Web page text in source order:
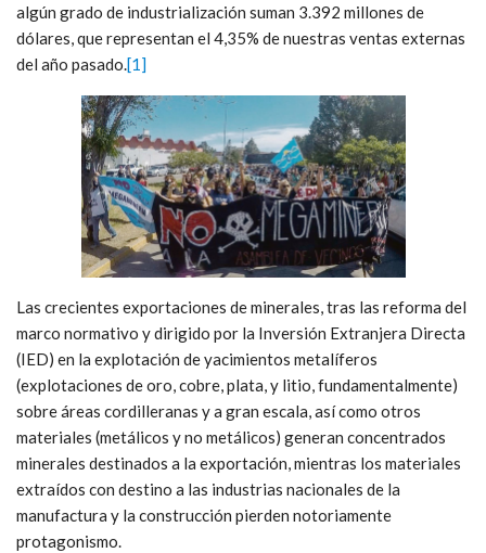
algún grado de industrialización suman 3.392 millones de
dólares, que representan el 4,35% de nuestras ventas externas
del año pasado. [1]
Las crecientes exportaciones de minerales, tras las reforma del
marco normativo y dirigido por la Inversión Extranjera Directa
(IED) en la explotación de yacimientos metalíferos
(explotaciones de oro, cobre, plata, y litio, fundamentalmente)
sobre áreas cordilleranas y a gran escala, así como otros
materiales (metálicos y no metálicos) generan concentrados
minerales destinados a la exportación, mientras los materiales
extraídos con destino a las industrias nacionales de la
manufactura y la construcción pierden notoriamente
protagonismo.